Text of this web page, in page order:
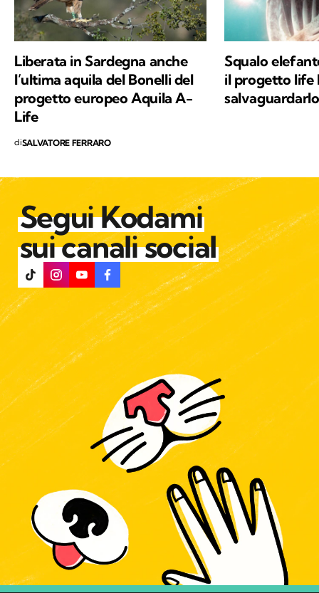
disposizione quello che ho imparato,
provando a comunicare e a trasmettere i
giorno: la conservazione della natura e la
salvaguardia del nostro Pianeta e di chiunque
vi abiti.
Liberata in Sardegna anche
l’ultima aquila del Bonelli del
progetto europeo Aquila A-
Life
diSALVATORE FERRARO
Squalo
il progetto life
salvaguardarlo
Segui Kodami
sui canali social